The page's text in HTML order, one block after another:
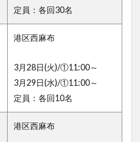
定員：各回30名
港区西麻布
3月28日(火)/①11:00～
3月29日(水)/①11:00～
定員：各回10名
港区西麻布